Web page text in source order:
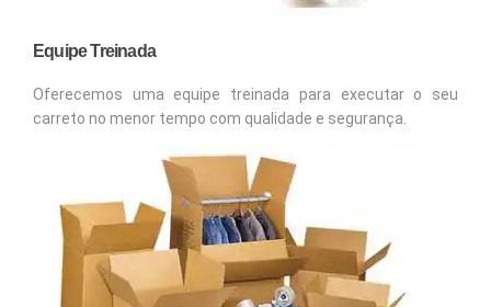
Equipe Treinada
Oferecemos uma equipe treinada para executar o seu
carreto no menor tempo com qualidade e segurança.